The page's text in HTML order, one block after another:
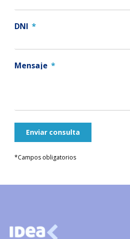
DNI
Mensaje
Enviar consulta
*Campos obligatorios